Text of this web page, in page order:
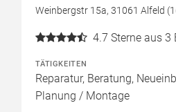
Weinbergstr 15a, 31061 Alfeld
4.7 Sterne aus 3
TÄTIGKEITEN
Reparatur, Beratung,
Planung / Montage